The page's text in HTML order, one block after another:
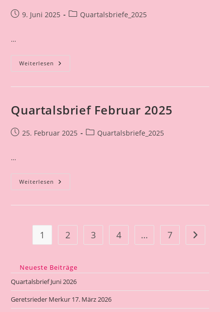
Beitrag9. Juni 2025
Beitrags-
Quartalsbriefe_2025
…
Weiterlesen Quartalsbrief
Juni
Quartalsbrief Februar 2025
Beitrag25. Februar 2025
Beitrags-
Quartalsbriefe_2025
…
Weiterlesen Quartalsbrief
Februar
1 2 3 4 … 7 Zur
Neueste Beiträge
Quartalsbrief Juni 2026
Geretsrieder Merkur 17. März 2026